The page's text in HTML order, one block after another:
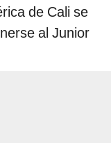
de Cali se
al Junior